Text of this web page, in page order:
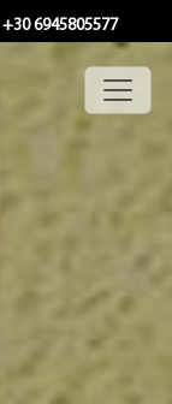
+30 6945805577